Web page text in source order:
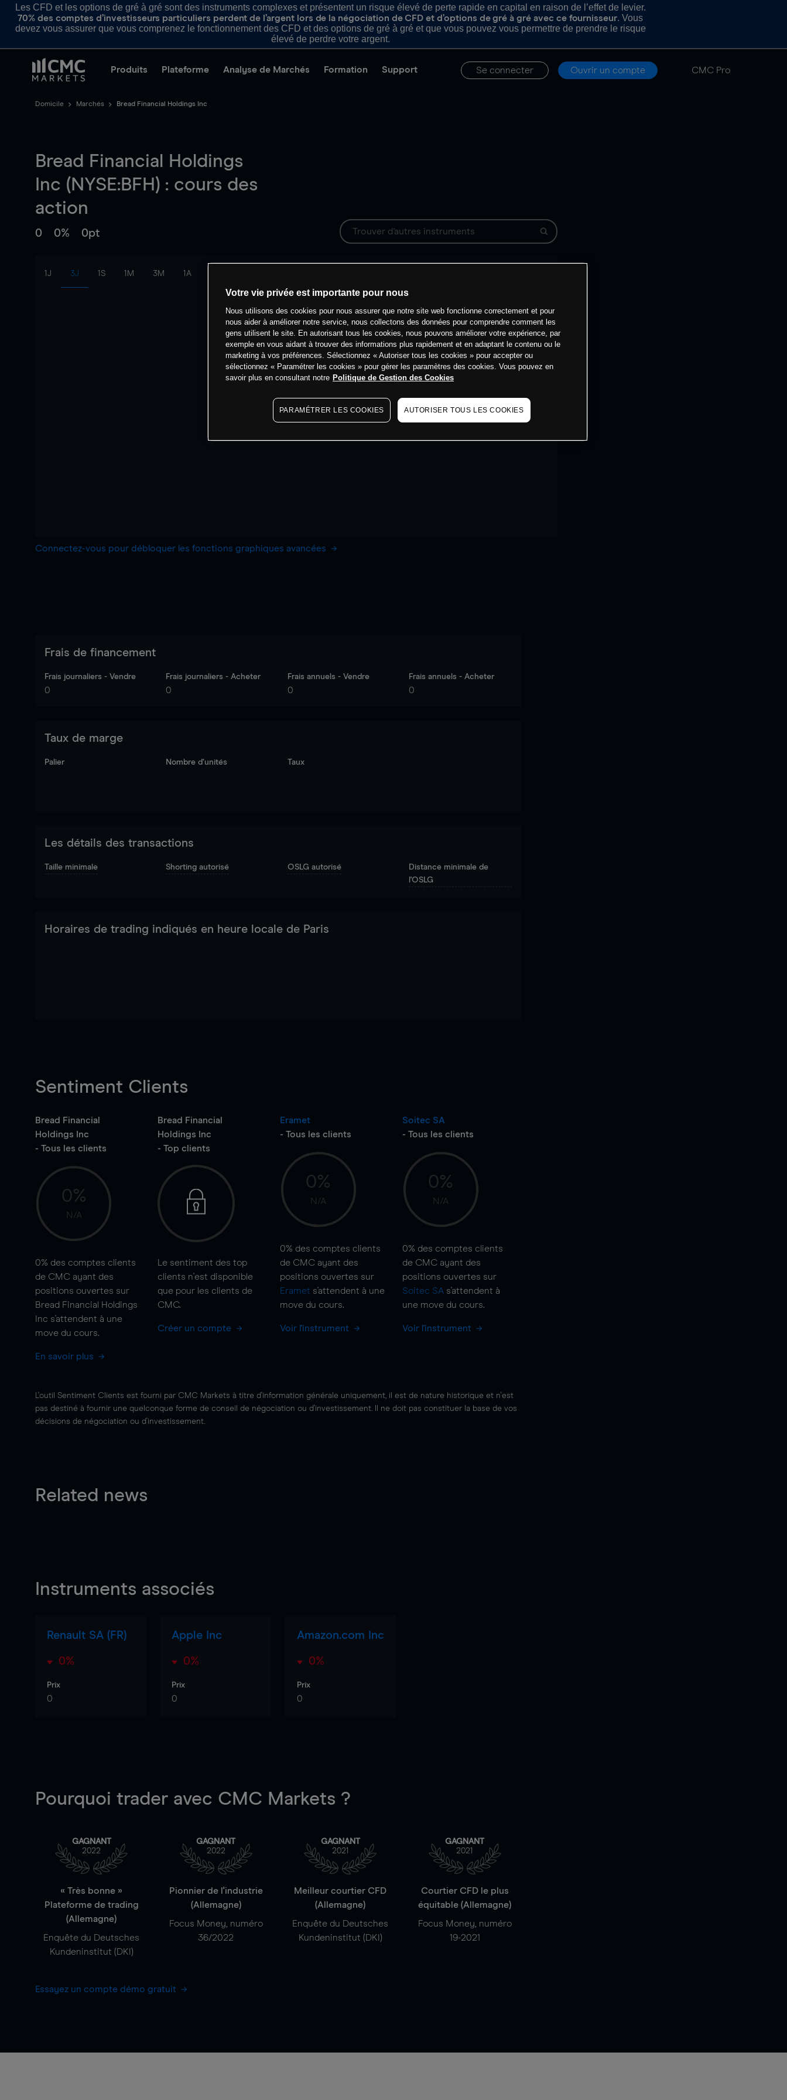
Les CFD et les options de gré à gré sont des instruments complexes et présentent un risque élevé de perte rapide en capital en raison de l’effet de levier.
70% des comptes d’investisseurs particuliers perdent de l’argent lors de la négociation de CFD et d’options de gré à gré avec ce fournisseur. Vous
devez vous assurer que vous comprenez le fonctionnement des CFD et des options de gré à gré et que vous pouvez vous permettre de prendre le risque
élevé de perdre votre argent.
Produits Plateforme Analyse de Marchés Formation Support Se connecter Ouvrir un compte CMC Pro
Domicile Marchés Bread Financial Holdings Inc
Bread Financial Holdings
Inc (NYSE:BFH) : cours des
action
0 0% 0pt
1J 3J 1S 1M 3M 1A
Connectez-vous pour débloquer les fonctions graphiques avancées
Frais de financement
Frais journaliers - Vendre
0
Frais journaliers - Acheter
0
Frais annuels - Vendre
0
Frais annuels - Acheter
0
Taux de marge
Palier Nombre d’unités Taux
Les détails des transactions
Taille minimale Shorting autorisé OSLG autorisé
Distance minimale de
l'OSLG
Horaires de trading indiqués en heure locale de Paris
Sentiment Clients
Bread Financial
Holdings Inc
- Tous les clients
0%
N/A
0% des comptes clients
de CMC ayant des
positions ouvertes sur
Bread Financial Holdings
Inc s'attendent à une
move du cours.
En savoir plus
Bread Financial
Holdings Inc
- Top clients
Le sentiment des top
clients n'est disponible
que pour les clients de
CMC.
Créer un compte
Eramet
- Tous les clients
0%
N/A
0% des comptes clients
de CMC ayant des
positions ouvertes sur
Eramet s'attendent à une
move du cours.
Voir l'instrument
Soitec SA
- Tous les clients
0%
N/A
0% des comptes clients
de CMC ayant des
positions ouvertes sur
Soitec SA s'attendent à
une move du cours.
Voir l'instrument
L'outil Sentiment Clients est fourni par CMC Markets à titre d'information générale uniquement, il est de nature historique et n'est
pas destiné à fournir une quelconque forme de conseil de négociation ou d'investissement. Il ne doit pas constituer la base de vos
décisions de négociation ou d'investissement.
Related news
Instruments associés
Renault SA (FR)
0%
Prix
0
Apple Inc
0%
Prix
0
Amazon.com Inc
0%
Prix
0
Pourquoi trader avec CMC Markets ?
GAGNANT
2022
« Très bonne »
Plateforme de trading
(Allemagne)
Enquête du Deutsches
Kundeninstitut (DKI)
GAGNANT
2022
Pionnier de l'industrie
(Allemagne)
Focus Money, numéro
36/2022
GAGNANT
2021
Meilleur courtier CFD
(Allemagne)
Enquête du Deutsches
Kundeninstitut (DKI)
GAGNANT
2021
Courtier CFD le plus
équitable (Allemagne)
Focus Money, numéro
19-2021
Essayez un compte démo gratuit
Votre vie privée est importante pour nous
Nous utilisons des cookies pour nous assurer que notre site web fonctionne correctement et pour
nous aider à améliorer notre service, nous collectons des données pour comprendre comment les
gens utilisent le site. En autorisant tous les cookies, nous pouvons améliorer votre expérience, par
exemple en vous aidant à trouver des informations plus rapidement et en adaptant le contenu ou le
marketing à vos préférences. Sélectionnez « Autoriser tous les cookies » pour accepter ou
sélectionnez « Paramétrer les cookies » pour gérer les paramètres des cookies. Vous pouvez en
savoir plus en consultant notre Politique de Gestion des Cookies
PARAMÉTRER LES COOKIES AUTORISER TOUS LES COOKIES